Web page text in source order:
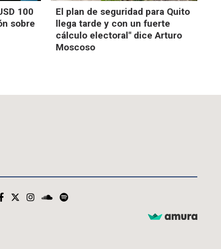
100
sobre
El plan de seguridad para Quito
llega tarde y con un fuerte
cálculo electoral" dice Arturo
Moscoso